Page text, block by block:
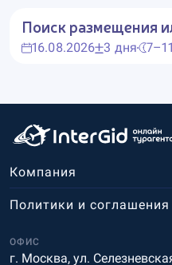
Поиск размещения
16.08.2026 3 дня 7–11
Компания
ОФИС
г. Москва, ул.
Политики и соглашения